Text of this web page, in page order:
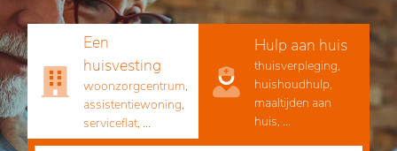
Een
huisvesting
woonzorgcentrum,
assistentiewoning,
serviceflat, ...
Hulp aan huis
thuisverpleging,
huishoudhulp,
maaltijden aan
huis, ...